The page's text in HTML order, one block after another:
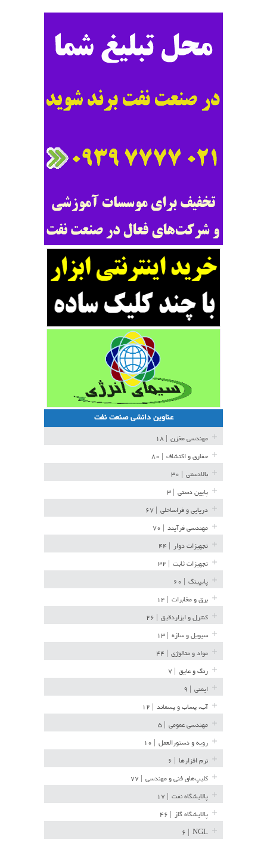
عناوین دانشی صنعت نفت
مهندسی مخزن
حفاری و اکتشاف
بالادستی
پایین دستی
دریایی و فراساحلی
مهندسی فرآیند
تجهیزات دوار
تجهیزات ثابت
پایپینگ
برق و مخابرات
کنترل و ابزاردقیق
سیویل و سازه
مواد و متالوژی
رنگ و عایق
ایمنی
آب، پساب و پسماند
مهندسی عمومی
رویه و دستورالعمل
نرم افزارها
کلیپ‌های فنی و مهندسی
پالایشگاه نفت
پالایشگاه گاز
NGL